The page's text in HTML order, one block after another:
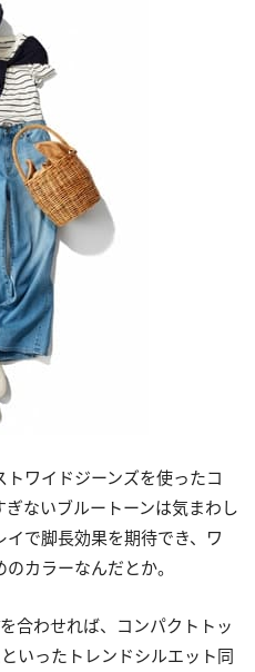
ワイドジーンズを使ったコ
ないブルートーンは気まわし
で脚長効果を期待でき、ワ
カラーなんだとか。
合わせれば、コンパクトトッ
いったトレンドシルエット同